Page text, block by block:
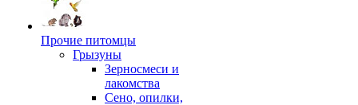
Прочие питомцы
Грызуны
Зерносмеси и
лакомства
Сено, опилки,